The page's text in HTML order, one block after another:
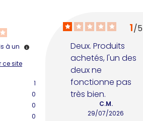
à un
ce site
1
0
0
0
1/5
Deux. Produits
achetés, l'un des
deux ne
fonctionne pas
très bien.
29/07/2026
C.M.